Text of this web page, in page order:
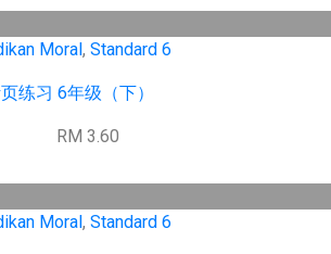
Moral, Standard 6
练习 6年级（下）
RM 3.60
Moral, Standard 6